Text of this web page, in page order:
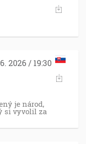
2026 / 19:30
je národ,
si vyvolil za